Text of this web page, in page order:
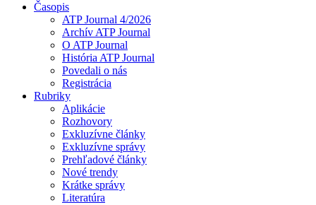
Časopis
ATP Journal 4/2026
Archív ATP Journal
O ATP Journal
História ATP Journal
Povedali o nás
Registrácia
Rubriky
Aplikácie
Rozhovory
Exkluzívne články
Exkluzívne správy
Prehľadové články
Nové trendy
Krátke správy
Literatúra